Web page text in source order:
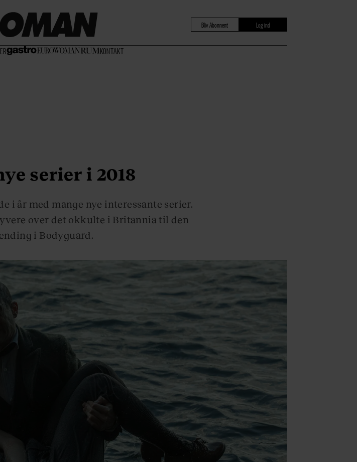
KONTAKT
Bliv Abonnent Log ind
serier i 2018
i år med mange nye interessante serier.
over det okkulte i Britannia til den
i Bodyguard.